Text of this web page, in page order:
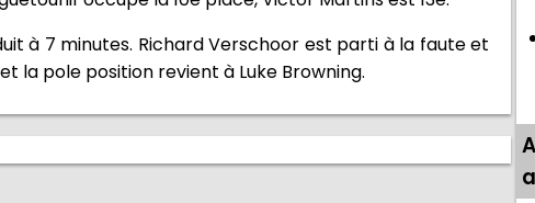
à 7 minutes. Richard Verschoor est parti à la faute et
la pole position revient à Luke Browning.